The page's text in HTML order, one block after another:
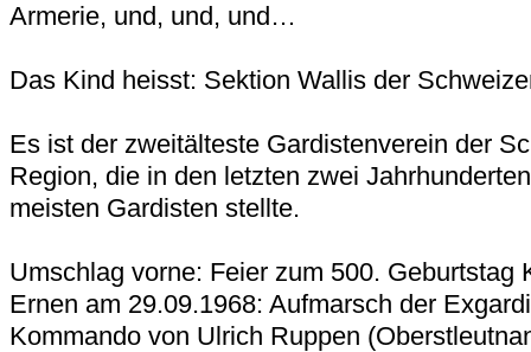
Armerie, und, und, und…
Das Kind heisst: Sektion Wallis der
Es ist der zweitälteste Gardistenverein der
Region, die in den letzten zwei
meisten Gardisten stellte.
Umschlag vorne: Feier zum 500. Geburtstag
Ernen am 29.09.1968: Aufmarsch der
Kommando von Ulrich Ruppen